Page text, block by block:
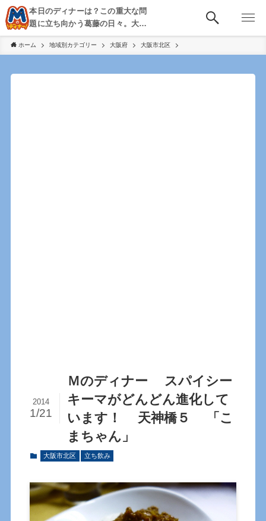
本日のディナーは？この重大な問
題に立ち向かう葛藤の日々。大
阪・京都・神戸を中心とした食べ
歩き、飲み歩きを綴る。
ホーム 地域別カテゴリー 大阪府 大阪市北区
Ｍのディナー スパイシー
キーマがどんどん進化して
います！ 天神橋５ 「こ
まちゃん」
2014
1/21
大阪市北区 立ち飲み